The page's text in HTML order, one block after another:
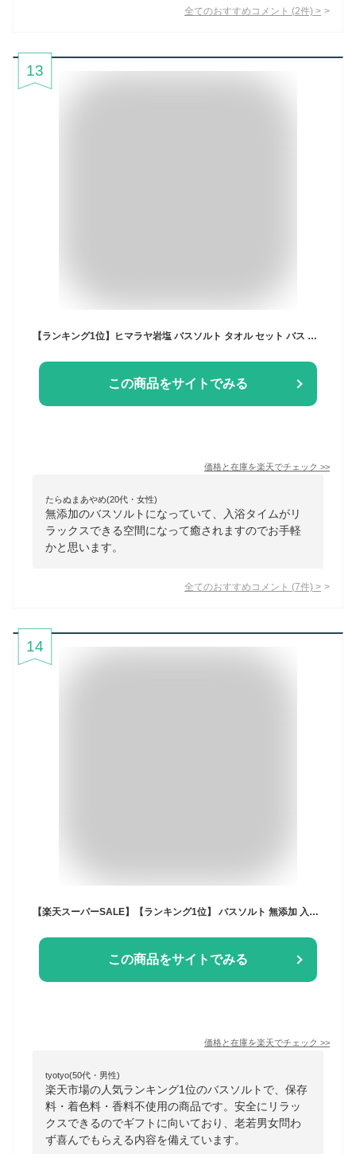
全てのおすすめコメント (2件) >
13
【ランキング1位】ヒマラヤ岩塩 バスソルト タオル セット バス ソルト ギフトセット 無添加 高級 ギフト プレゼント お中元 入浴剤ギフト 今治タオル フェイスタオル 入浴剤 詰め合わせ 誕生日プレゼント 男性 女性 女友達 20代 30代 40代 高級入浴剤 バスソルトギフト
この商品をサイトでみる
価格と在庫を楽天でチェック >>
たらぬまあやめ(20代・女性)
無添加のバスソルトになっていて、入浴タイムがリ
ラックスできる空間になって癒されますのでお手軽
かと思います。
全てのおすすめコメント (7件) >
14
【楽天スーパーSALE】【ランキング1位】 バスソルト 無添加 入浴剤 各50g 3種 セット ギフト プレゼント 父の日 入浴剤ギフト プチギフト 詰め合わせ 入浴 剤 高級 岩塩 保湿 おしゃれ 男性 女性 20代 30代 40代 50代 60代 誕生日プレゼント 女友達 誕生日 バスソルトセット
この商品をサイトでみる
価格と在庫を楽天でチェック >>
tyotyo(50代・男性)
楽天市場の人気ランキング1位のバスソルトで、保存
料・着色料・香料不使用の商品です。安全にリラッ
クスできるのでギフトに向いており、老若男女問わ
ず喜んでもらえる内容を備えています。